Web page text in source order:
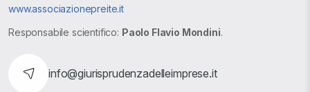
www.associazionepreite.it
Responsabile scientifico: Paolo Flavio Mondini.
info@giurisprudenzadelleimprese.it